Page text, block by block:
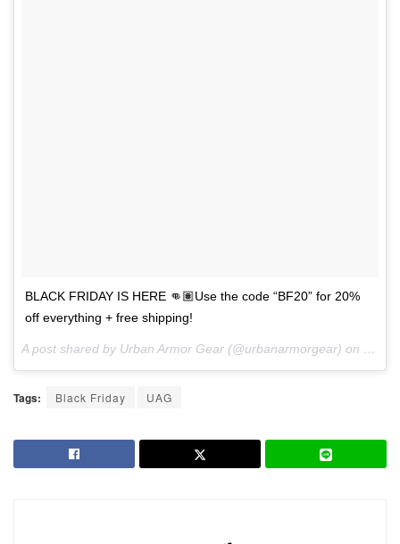
BLACK FRIDAY IS HERE 👊🏽Use the code “BF20” for 20%
off everything + free shipping!
A post shared by Urban Armor Gear (@urbanarmorgear) on
Nov
Tags: Black Friday UAG